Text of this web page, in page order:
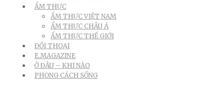
ẨM THỰC
ẨM THỰC VIỆT NAM
ẨM THỰC CHÂU Á
ẨM THỰC THẾ GIỚI
ĐỐI THOẠI
E.MAGAZINE
Ở ĐÂU – KHI NÀO
PHONG CÁCH SỐNG